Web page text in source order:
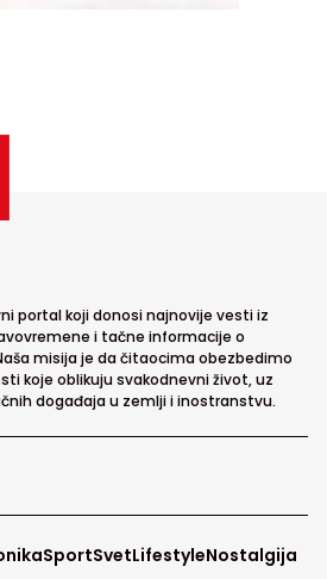
portal koji donosi najnovije vesti iz
i tačne informacije o
misija je da čitaocima obezbedimo
koje oblikuju svakodnevni život, uz
događaja u zemlji i inostranstvu.
SportSvetLifestyleNostalgija